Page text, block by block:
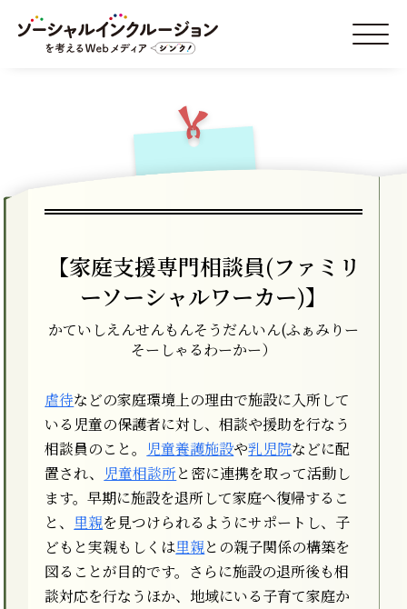
【家庭支援専門相談員(ファミリ
ーソーシャルワーカー)】
かていしえんせんもんそうだんいん(ふぁみりー
そーしゃるわーかー）
虐待などの家庭環境上の理由で施設に入所して
いる児童の保護者に対し、相談や援助を行なう
相談員のこと。
児童養護施設や乳児院などに配
置され、
児童相談所と密に連携を取って活動し
ます。早期に施設を退所して家庭へ復帰するこ
と、 里親を見つけられるようにサポートし、子
どもと実親もしくは里親との親子関係の構築を
図ることが目的です。さらに施設の退所後も相
談対応を行なうほか、地域にいる子育て家庭か